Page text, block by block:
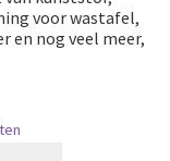
voor wastafel,
en nog veel meer,